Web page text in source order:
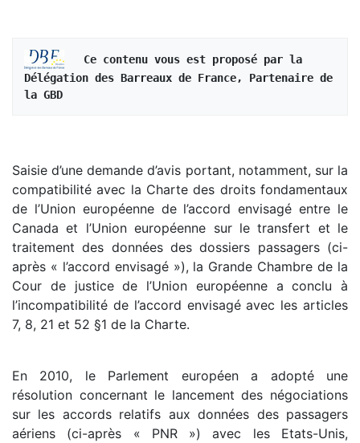
   Ce contenu vous est proposé par la
Délégation des Barreaux de France, Partenaire de
la GBD
Saisie d’une demande d’avis portant, notamment, sur la
compatibilité avec la Charte des droits fondamentaux
de l’Union européenne de l’accord envisagé entre le
Canada et l’Union européenne sur le transfert et le
traitement des données des dossiers passagers (ci-
après « l’accord envisagé »), la Grande Chambre de la
Cour de justice de l’Union européenne a conclu à
l’incompatibilité de l’accord envisagé avec les articles
7, 8, 21 et 52 §1 de la Charte.
En 2010, le Parlement européen a adopté une
résolution concernant le lancement des négociations
sur les accords relatifs aux données des passagers
aériens (ci-après « PNR ») avec les Etats-Unis,